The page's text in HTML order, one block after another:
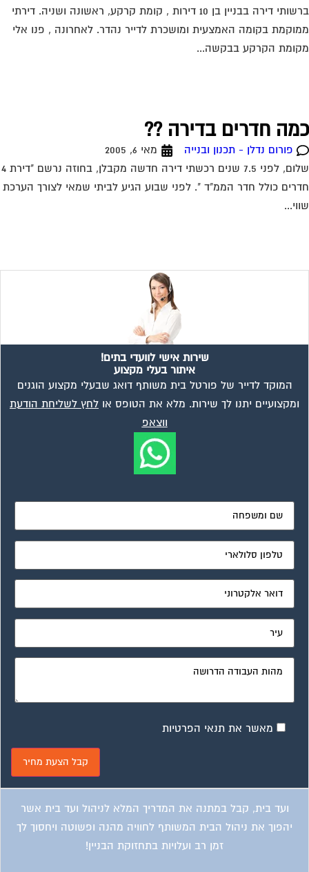
ברשותי דירה בבניין בן 10 דירות , קומת קרקע, ראשונה ושניה. דירתי
בקומה האמצעית ומושכרת לדייר נהדר. לאחרונה , פנו אלי
הקרקע בבקשה...
חדרים בדירה ??
פורום נדלן - תכנון ובנייה
מאי 6, 2005
שלום, לפני 7.5 שנים רכשתי דירה חדשה מקבלן, בחוזה נרשם "דירת 4
כולל חדר הממ"ד ". לפני שבוע הגיע לביתי שמאי לצורך הערכת
שירות אישי לוועדי בתים!
איתור בעלי מקצוע
המוקד לדייר של פורטל בית משותף דואג שבעלי מקצוע הוגנים
ומקצועיים יתנו לך שירות. מלא את הטופס אולחץ לשליחת הודעת
ווצאפ
מאשר את תנאי הפרטיות
ועד בית, קבל במתנה את המדריך המלא לניהול ועד בית אשר
יהפוך את ניהול הבית המשותף לחוויה מהנה ופשוטה ויחסוך לך
זמן רב ועלויות בתחזוקת הבניין!